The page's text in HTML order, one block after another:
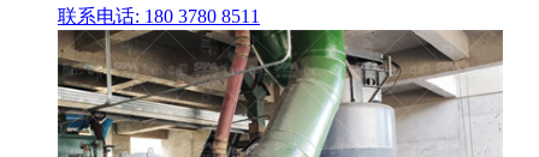
联系电话: 180 3780 8511